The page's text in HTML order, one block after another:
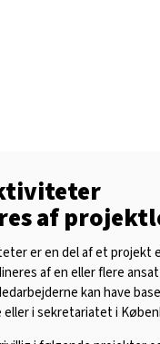
af
er en del af et projekt
af en eller flere
kan have
i sekretariatet i